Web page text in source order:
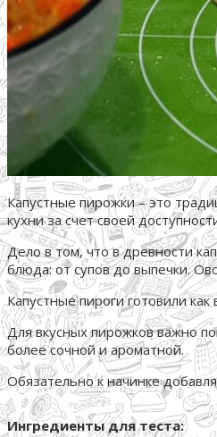
Капустные пирожки – это
кухни за счет своей
Дело в том, что в древности
блюда: от супов до выпечки.
Капустные пироги готовили
Для вкусных пирожков важно
более сочной и ароматной.
Обязательно к начинке
Ингредиенты для теста: